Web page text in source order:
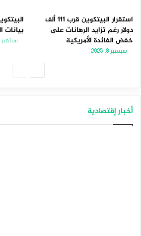
استقرار البيتكوين قرب 111 ألف
دولار رغم تزايد الرهانات على
خفض الفائدة الأمريكية
سبتمبر 8, 2025
بيانات
سبتمبر 5, 2025
أخبار إقتصادية